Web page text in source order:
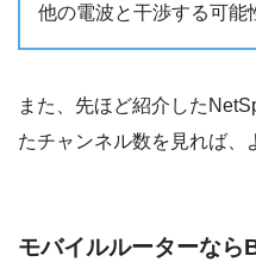
他の電波と干渉する可能
また、先ほど紹介した
たチャンネル数を見れば、
モバイルルーターな